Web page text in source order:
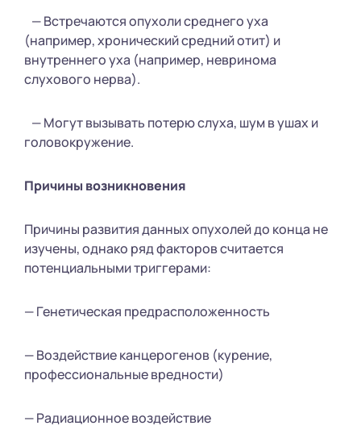
— Встречаются опухоли среднего уха
(например, хронический средний отит) и
внутреннего уха (например, невринома
слухового нерва).
— Могут вызывать потерю слуха, шум в ушах и
головокружение.
Причины возникновения
Причины развития данных опухолей до конца не
изучены, однако ряд факторов считается
потенциальными триггерами:
— Генетическая предрасположенность
— Воздействие канцерогенов (курение,
профессиональные вредности)
— Радиационное воздействие